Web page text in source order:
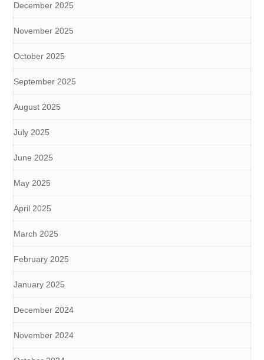
December 2025
November 2025
October 2025
September 2025
August 2025
July 2025
June 2025
May 2025
April 2025
March 2025
February 2025
January 2025
December 2024
November 2024